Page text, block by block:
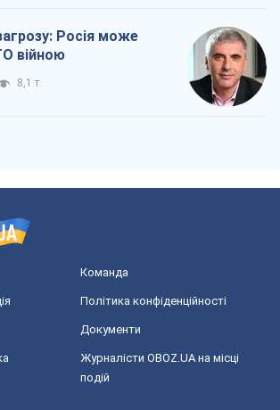
Росія може
війною
8,1 т.
Команда
Політика конфіденційності
Документи
Журналісти OBOZ.UA на місці
подій